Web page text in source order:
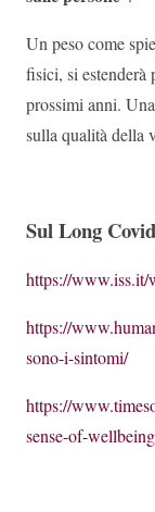
Un peso come
fisici, si estenderà
prossimi anni.
sulla qualità della
Sul Long Covid
https://www.iss.it/
https://
sono-i-sintomi/
https://
sense-of-